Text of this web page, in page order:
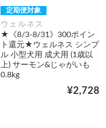
定期便対象
ウェルネス
★《8/3-8/31》300ポイン
ト還元★ウェルネス シンプ
ル 小型犬用 成犬用 (1歳以
上) サーモン&じゃがいも
0.8kg
¥2,728